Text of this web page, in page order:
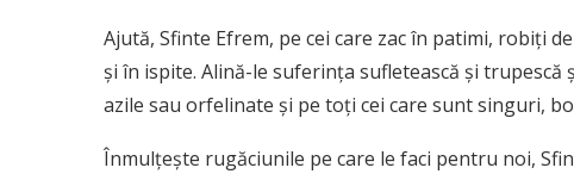
Ajută, Sfinte Efrem, pe cei care zac în patimi, robiţi
şi în ispite. Alină-le suferinţa sufletească şi
azile sau orfelinate şi pe toţi cei care sunt singuri,
Înmulţeşte rugăciunile pe care le faci pentru noi,